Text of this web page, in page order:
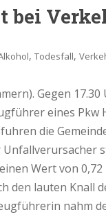
bei
, Todesfall,
Gegen 17.30
eines Pkw
die
Wert von
den lauten Knall
nahm